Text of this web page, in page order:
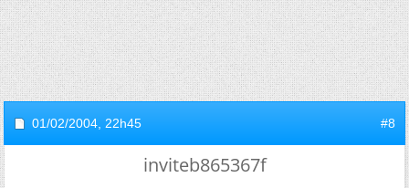
01/02/2004, 22h45 #8
inviteb865367f